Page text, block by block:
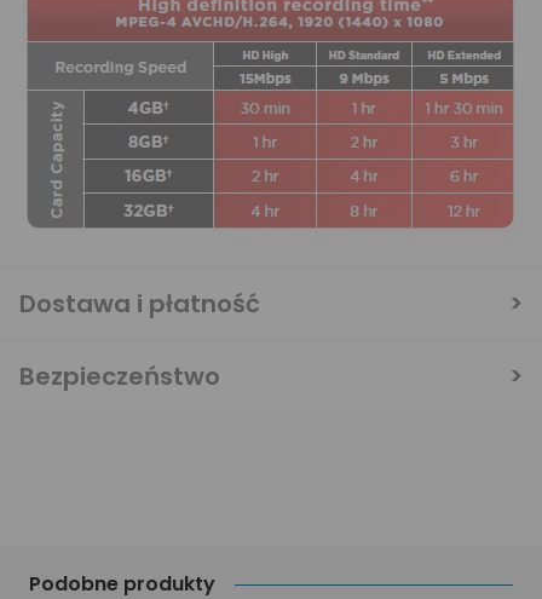
Podobne produkty
Dostawa i płatność
Bezpieczeństwo